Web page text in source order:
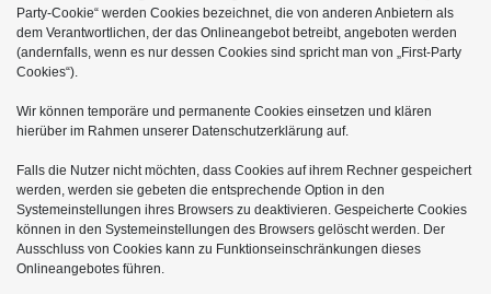
Party-Cookie“ werden Cookies bezeichnet, die von anderen Anbietern als
dem Verantwortlichen, der das Onlineangebot betreibt, angeboten werden
(andernfalls, wenn es nur dessen Cookies sind spricht man von „First-Party
Cookies“).
Wir können temporäre und permanente Cookies einsetzen und klären
hierüber im Rahmen unserer Datenschutzerklärung auf.
Falls die Nutzer nicht möchten, dass Cookies auf ihrem Rechner gespeichert
werden, werden sie gebeten die entsprechende Option in den
Systemeinstellungen ihres Browsers zu deaktivieren. Gespeicherte Cookies
können in den Systemeinstellungen des Browsers gelöscht werden. Der
Ausschluss von Cookies kann zu Funktionseinschränkungen dieses
Onlineangebotes führen.